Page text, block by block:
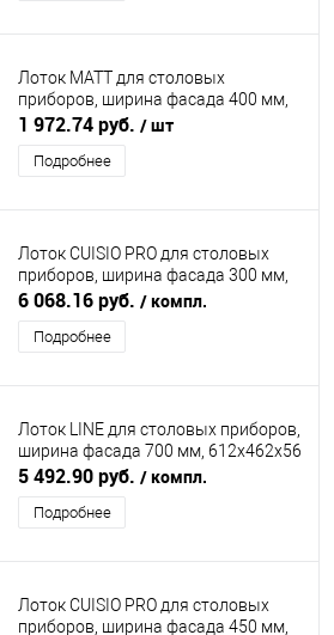
Лоток MATT для столовых
приборов, ширина фасада 400 мм,
312х462х55 мм, антрацит DUSLAR
1 972.74 руб. / шт
Подробнее
Лоток CUISIO PRO для столовых
приборов, ширина фасада 300 мм,
195-220х473х55 мм, белый
NINKAPLAST (НИНКАПЛАСТ)
6 068.16 руб. / компл.
Подробнее
Лоток LINE для столовых приборов,
ширина фасада 700 мм, 612x462х56
мм, антрацит DIRKS (ДИРКС)
5 492.90 руб. / компл.
Подробнее
Лоток CUISIO PRO для столовых
приборов, ширина фасада 450 мм,